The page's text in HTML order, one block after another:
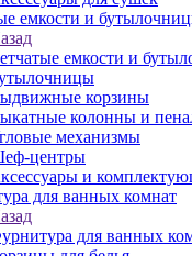
емкости и
емкости и
корзины
колонны и
механизмы
центры
и
для ванных комнат
для ванных